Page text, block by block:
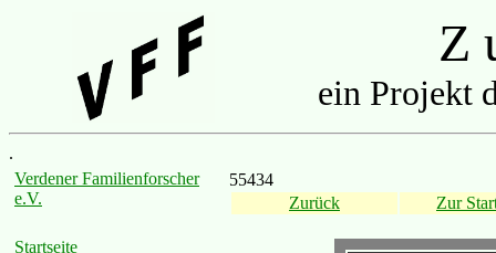
Z
ein Projekt
.
Verdener Familienforscher
e.V.
Startseite
55434
Zurück
Zur